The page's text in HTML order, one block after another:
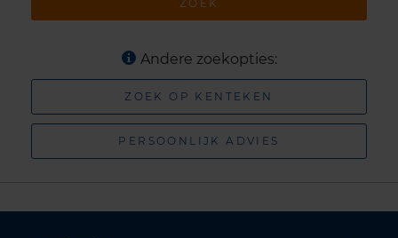
ZOEK
Andere zoekopties:
ZOEK OP KENTEKEN
PERSOONLIJK ADVIES